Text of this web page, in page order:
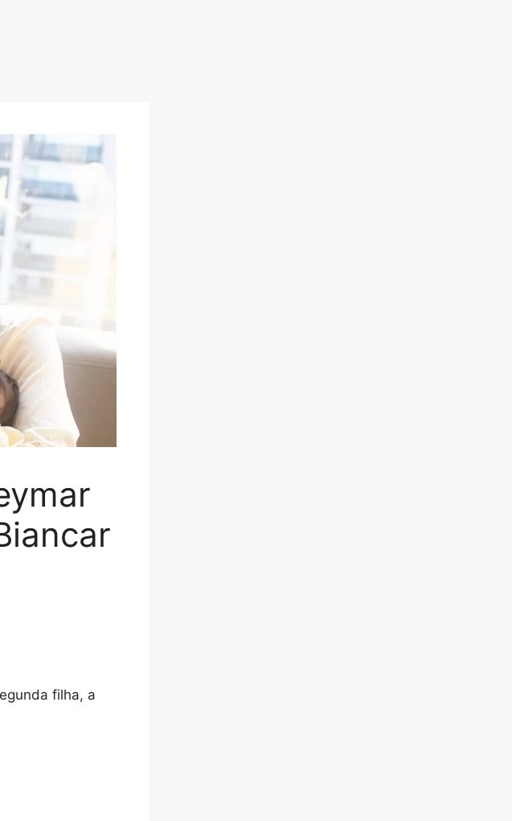
filha, a